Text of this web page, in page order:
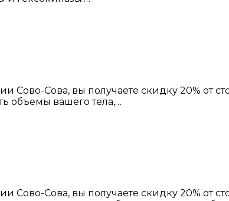
Сова, вы получаете скидку 20% от
объемы вашего тела,…
Сово-Сова, вы получаете скидку 20% от